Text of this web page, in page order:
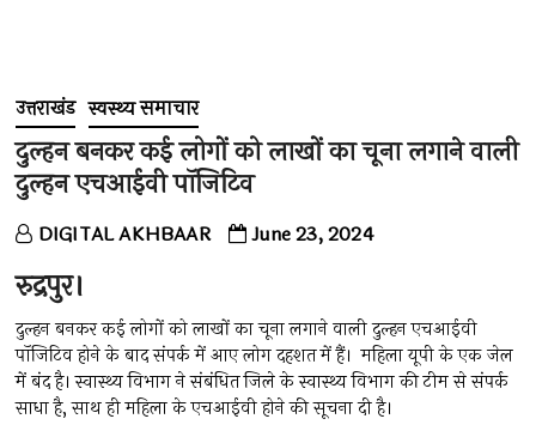
t
o
उत्तराखंड स्वस्थ्य समाचार
दुल्हन बनकर कई लोगों को लाखों का चूना लगाने वाली
दुल्हन एचआईवी पॉजिटिव
DIGITAL AKHBAAR June 23, 2024
रुद्रपुर।
दुल्हन बनकर कई लोगों को लाखों का चूना लगाने वाली दुल्हन एचआईवी
पॉजिटिव होने के बाद संपर्क में आए लोग दहशत में हैं। महिला यूपी के एक जेल
में बंद है। स्वास्थ्य विभाग ने संबंधित जिले के स्वास्थ्य विभाग की टीम से संपर्क
साधा है, साथ ही महिला के एचआईवी होने की सूचना दी है।